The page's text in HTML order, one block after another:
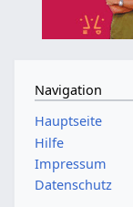
Navigation
Hauptseite
Hilfe
Impressum
Datenschutz